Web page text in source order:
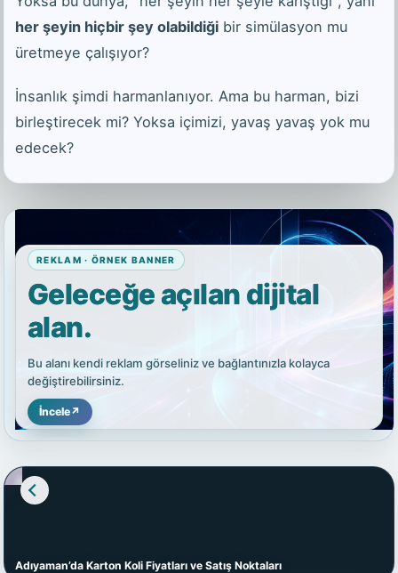
her şeyin hiçbir şey olabildiği bir simülasyon mu
üretmeye çalışıyor?
İnsanlık şimdi harmanlanıyor. Ama bu harman, bizi
birleştirecek mi? Yoksa içimizi, yavaş yavaş yok mu
edecek?
REKLAM · ÖRNEK BANNER
Geleceğe açılan dijital
alan.
Bu alanı kendi reklam görseliniz ve bağlantınızla kolayca
değiştirebilirsiniz.
İncele↗
Adıyaman’da Karton Koli Fiyatları ve Satış Noktaları